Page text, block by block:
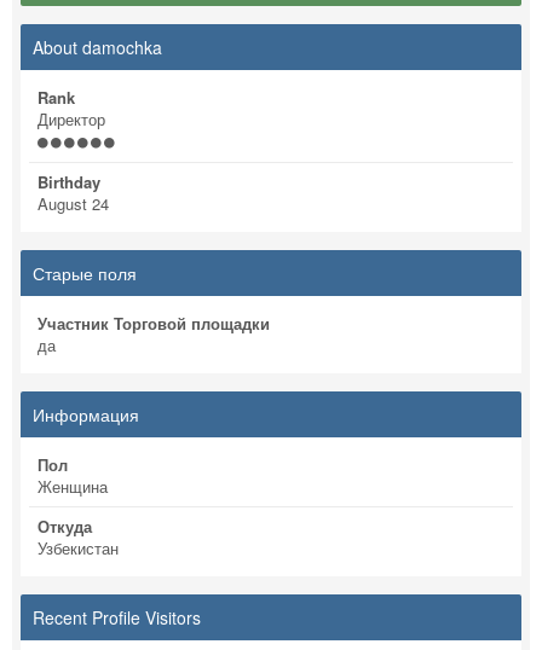
About damochka
Rank
Директор
Birthday
August 24
Старые поля
Участник Торговой площадки
да
Информация
Пол
Женщина
Откуда
Узбекистан
Recent Profile Visitors